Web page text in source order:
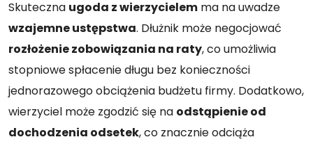
Skuteczna ugoda z wierzycielem ma na uwadze
wzajemne ustępstwa. Dłużnik może negocjować
rozłożenie zobowiązania na raty, co umożliwia
stopniowe spłacenie długu bez konieczności
jednorazowego obciążenia budżetu firmy. Dodatkowo,
wierzyciel może zgodzić się na odstąpienie od
dochodzenia odsetek, co znacznie odciąża